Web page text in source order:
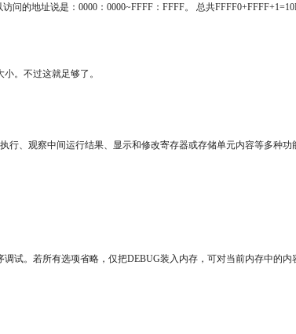
的地址说是：0000：0000~FFFF：FFFF。 总共
。不过这就足够了。
、观察中间运行结果、显示和修改寄存器或存储单元内容等多种
试。若所有选项省略，仅把DEBUG装入内存，可对当前内存中的